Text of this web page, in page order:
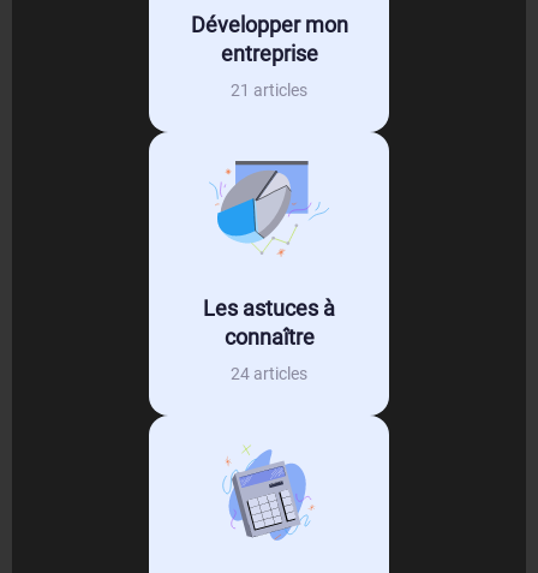
Développer mon
entreprise
21 articles
Les astuces à
connaître
24 articles